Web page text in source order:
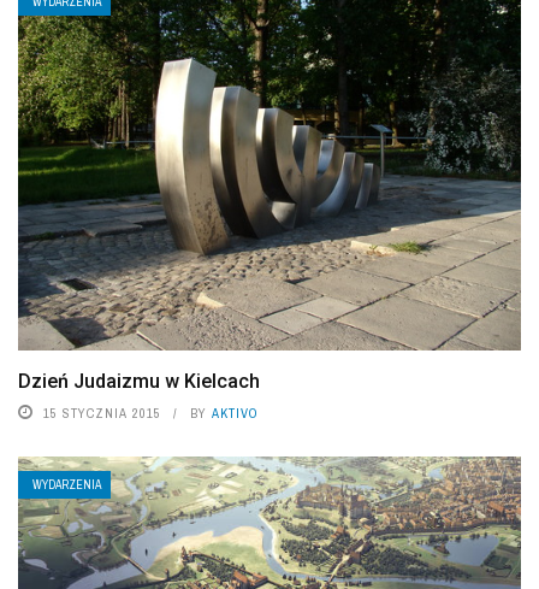
Dzień Judaizmu w Kielcach
15 STYCZNIA 2015 BY AKTIVO
WYDARZENIA